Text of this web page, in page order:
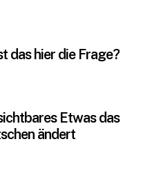
die neusten & wichtigsten
aktuelle Events. Für die
natürlich können Sie sich von
das hier die Frage?
Etwas das
ändert